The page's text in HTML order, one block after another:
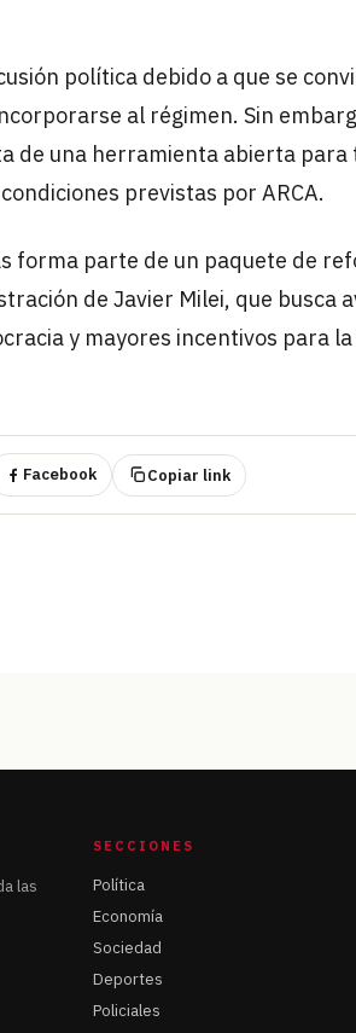
política debido a que se
al régimen. Sin
de una herramienta abierta para
previstas por ARCA.
forma parte de un paquete de
de Javier Milei, que busca
y mayores incentivos para
Facebook Copiar link
las
SECCIONES
Política
Economía
Sociedad
Deportes
Policiales